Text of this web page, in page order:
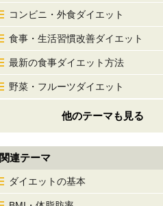
コンビニ・外食ダイエット
食事・生活習慣改善ダイエット
最新の食事ダイエット方法
野菜・フルーツダイエット
他のテーマも見る
関連テーマ
ダイエットの基本